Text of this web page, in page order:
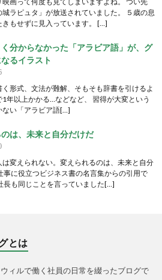
城ラピュタ」が放送されていました。 ５歳の息
きもせずに見入っています。 […]
分からなかった「アラビア語」が、グ
るイラスト
形式、文法が難解、そもそも辞書を引けるよ
1年以上かかる…などなど、 習得が大変という
ない「アラビア語[…]
は、未来と自分だけだ
は変えられない。変えられるのは、未来と自分
事に役立つビジネス書の名言集からの引用で
長も同じことを言っていました[…]
とは
ィルで働く社員の日常を綴ったブログで